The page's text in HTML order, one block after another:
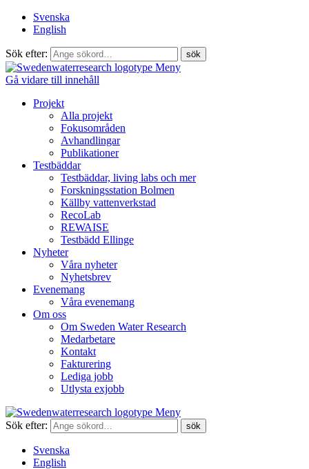
Svenska
English
Sök efter:
Meny
Gå vidare till innehåll
Projekt
Alla projekt
Fokusområden
Avhandlingar
Publikationer
Testbäddar
Testbäddar, living labs och mer
Forskningsstation Bolmen
Källby vattenverkstad
RecoLab
REWAISE
Testbädd Ellinge
Nyheter
Våra nyheter
Nyhetsbrev
Evenemang
Våra evenemang
Om oss
Om Sweden Water Research
Medarbetare
Kontakt
Fakturering
Lediga jobb
Utlysta exjobb
Meny
Sök efter:
Svenska
English